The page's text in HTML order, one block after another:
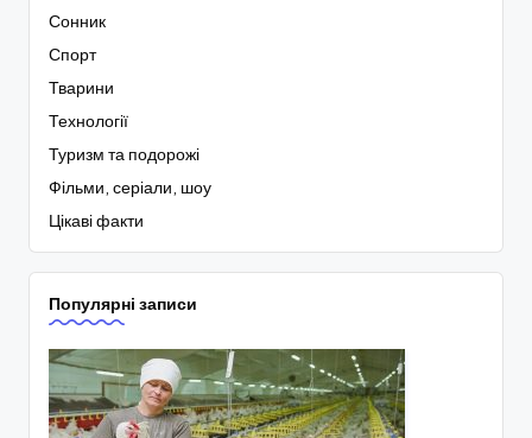
Сонник
Спорт
Тварини
Технології
Туризм та подорожі
Фільми, серіали, шоу
Цікаві факти
Популярні записи